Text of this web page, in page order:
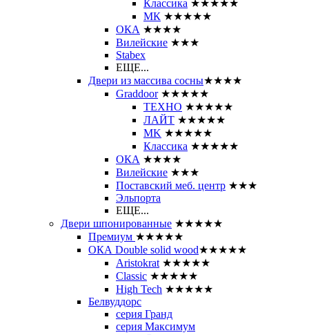
Классика ★★★★★
МК ★★★★★
ОКА ★★★★
Вилейские ★★★
Stabex
ЕЩЕ...
Двери из массива сосны★★★★
Graddoor ★★★★★
ТЕХНО ★★★★★
ЛАЙТ ★★★★★
MK ★★★★★
Классика ★★★★★
ОКА ★★★★
Вилейские ★★★
Поставский меб. центр ★★★
Эльпорта
ЕЩЕ...
Двери шпонированные ★★★★★
Премиум ★★★★★
ОКА Double solid wood★★★★★
Aristokrat ★★★★★
Classic ★★★★★
High Tech ★★★★★
Белвуддорс
серия Гранд
серия Максимум